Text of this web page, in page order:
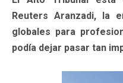
Reuters Aranzadi, la
globales para
podía dejar pasar tan